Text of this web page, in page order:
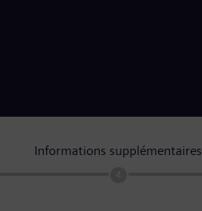
Informations supplémentaires